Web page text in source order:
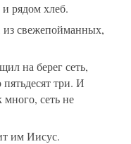
рядом хлеб.
свежепойманных,
на берег сеть,
три. И
сеть не
им Иисус.